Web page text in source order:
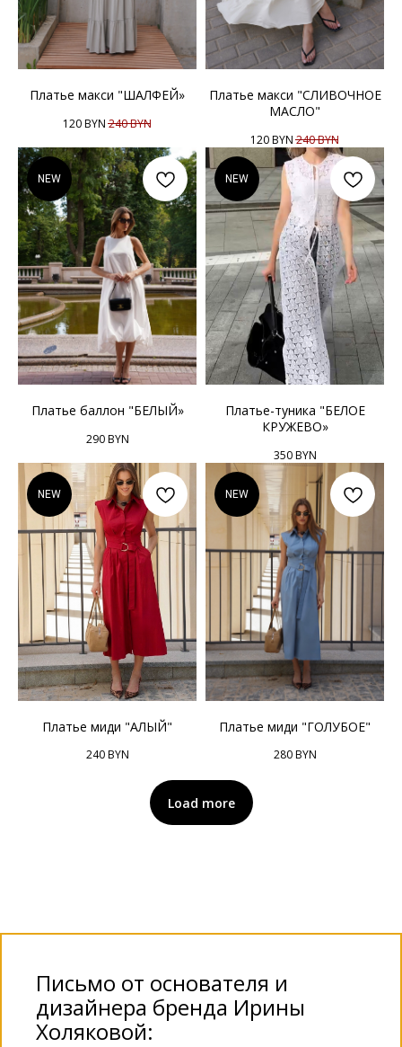
Платье макси "ШАЛФЕЙ»
120BYN 240BYN
Платье макси "СЛИВОЧНОЕ
МАСЛО"
120BYN 240BYN
NEW
Платье баллон "БЕЛЫЙ»
290 BYN
NEW
Платье-туника "БЕЛОЕ
КРУЖЕВО»
350 BYN
NEW
Платье миди "АЛЫЙ"
240 BYN
NEW
Платье миди "ГОЛУБОЕ"
280 BYN
Load more
Письмо от основателя и
дизайнера бренда Ирины
Холяковой: